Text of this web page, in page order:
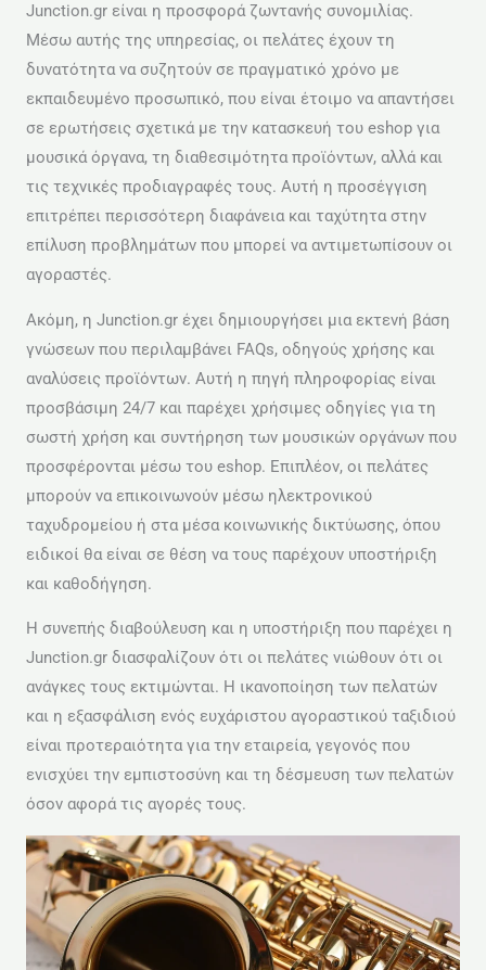
Junction.gr είναι η προσφορά ζωντανής συνομιλίας.
Μέσω αυτής της υπηρεσίας, οι πελάτες έχουν τη
δυνατότητα να συζητούν σε πραγματικό χρόνο με
εκπαιδευμένο προσωπικό, που είναι έτοιμο να απαντήσει
σε ερωτήσεις σχετικά με την κατασκευή του eshop για
μουσικά όργανα, τη διαθεσιμότητα προϊόντων, αλλά και
τις τεχνικές προδιαγραφές τους. Αυτή η προσέγγιση
επιτρέπει περισσότερη διαφάνεια και ταχύτητα στην
επίλυση προβλημάτων που μπορεί να αντιμετωπίσουν οι
αγοραστές.
Ακόμη, η Junction.gr έχει δημιουργήσει μια εκτενή βάση
γνώσεων που περιλαμβάνει FAQs, οδηγούς χρήσης και
αναλύσεις προϊόντων. Αυτή η πηγή πληροφορίας είναι
προσβάσιμη 24/7 και παρέχει χρήσιμες οδηγίες για τη
σωστή χρήση και συντήρηση των μουσικών οργάνων που
προσφέρονται μέσω του eshop. Επιπλέον, οι πελάτες
μπορούν να επικοινωνούν μέσω ηλεκτρονικού
ταχυδρομείου ή στα μέσα κοινωνικής δικτύωσης, όπου
ειδικοί θα είναι σε θέση να τους παρέχουν υποστήριξη
και καθοδήγηση.
Η συνεπής διαβούλευση και η υποστήριξη που παρέχει η
Junction.gr διασφαλίζουν ότι οι πελάτες νιώθουν ότι οι
ανάγκες τους εκτιμώνται. Η ικανοποίηση των πελατών
και η εξασφάλιση ενός ευχάριστου αγοραστικού ταξιδιού
είναι προτεραιότητα για την εταιρεία, γεγονός που
ενισχύει την εμπιστοσύνη και τη δέσμευση των πελατών
όσον αφορά τις αγορές τους.